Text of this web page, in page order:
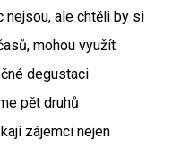
nejsou, ale chtěli by si
mohou využít
degustaci
pět druhů
zájemci nejen